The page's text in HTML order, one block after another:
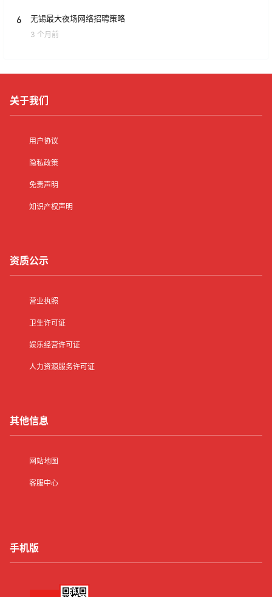
6 无锡最大夜场网络招聘策略
3 个月前
关于我们
用户协议
隐私政策
免责声明
知识产权声明
资质公示
营业执照
卫生许可证
娱乐经营许可证
人力资源服务许可证
其他信息
网站地图
客服中心
手机版